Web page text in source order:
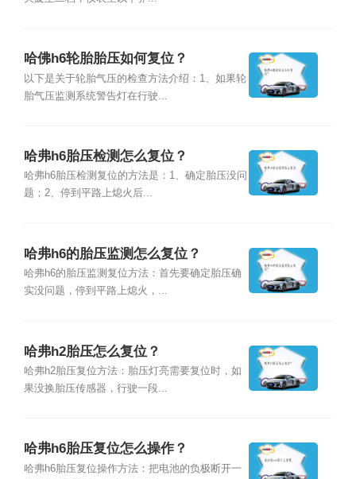
哈佛h6轮胎胎压如何复位？
以下是关于轮胎气压的检查方法介绍：1、如果轮
胎气压监测系统警告灯在行驶...
哈弗h6胎压检测怎么复位？
哈弗h6胎压检测复位的方法是：1、确定胎压没问
题；2、停到平路上熄火后...
哈弗h6的胎压监测怎么复位？
哈弗h6的胎压监测复位方法：首先要确定胎压确
实没问题，停到平路上熄火，...
哈弗h2胎压怎么复位？
哈弗h2胎压复位方法：胎压灯亮需要复位时，如
果没换胎压传感器，行驶一段...
哈弗h6胎压复位怎么操作？
哈弗h6胎压复位操作方法：把电池的负极断开一